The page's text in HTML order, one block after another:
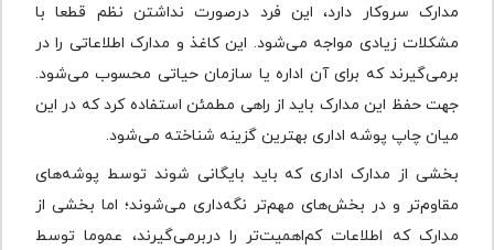
مدارک سروکار دارد، این فرد در‌صورت نداشتن نظم قطعا با
مشکلات زیادی مواجه می‌شود. این کاغذ و مدارک اطلاعاتی را در
برمی‌گیرند که برای آن اداره یا سازمان حیاتی محسوب می‌شود.
جهت حفظ این مدارک باید از راهی مطمئن استفاده کرد که در این
میان چاپ پوشه اداری بهترین گزینه شناخته می‌شود.
بخشی از مدارک اداری که باید بایگانی شوند توسط پوشه‌های
مقاوم‌تر و در بخش‌های مهم‌تر نگه‌داری می‌شوند؛ اما بخشی از
مدارک که اطلاعات کم‌اهمیت‌تر را دربرمی‌گیرند، عموما توسط